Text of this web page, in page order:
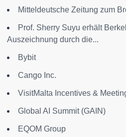
Mitteldeutsche Zeitung zum
Prof. Sherry Suyu erhält
Auszeichnung durch die...
Bybit
Cango Inc.
VisitMalta Incentives &
Global AI Summit (GAIN)
EQOM Group